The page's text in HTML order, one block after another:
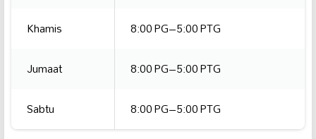
Khamis
8:00 PG–5:00 PTG
Jumaat
8:00 PG–5:00 PTG
Sabtu
8:00 PG–5:00 PTG